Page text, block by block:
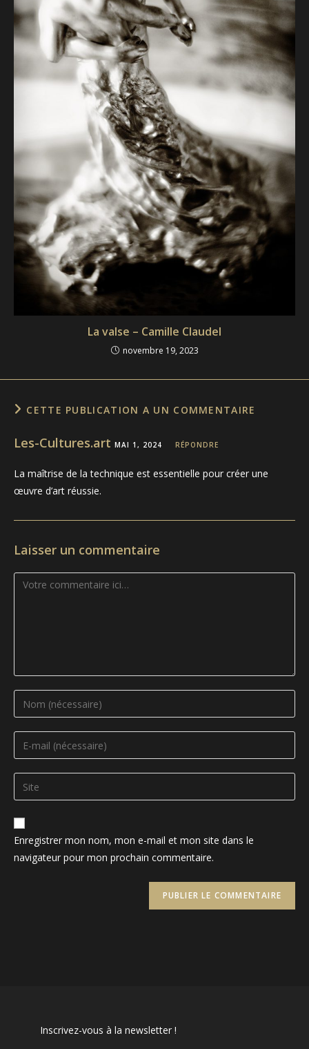
La valse – Camille Claudel
novembre 19, 2023
CETTE PUBLICATION A UN COMMENTAIRE
Les-Cultures.art MAI 1, 2024 RÉPONDRE
La maîtrise de la technique est essentielle pour créer une
œuvre d’art réussie.
Laisser un commentaire
Comment
Enter
your
name
comment
Enter
your
email
address
comment
Saisir
l’URL
de
votre
(facultatif)
Enregistrer mon nom, mon e-mail et mon site dans le
navigateur pour mon prochain commentaire.
Inscrivez-vous à la newsletter !